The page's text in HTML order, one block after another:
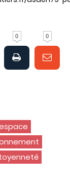
0 0